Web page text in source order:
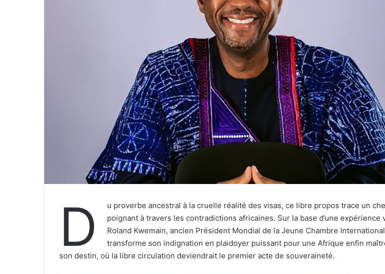
D
u proverbe ancestral à la cruelle réalité des visas, ce libre propos trace un
poignant à travers les contradictions africaines. Sur la base d’une expérience
Roland Kwemain, ancien Président Mondial de la Jeune Chambre
transforme son indignation en plaidoyer puissant pour une Afrique enfin
son destin, où la libre circulation deviendrait le premier acte de souveraineté.